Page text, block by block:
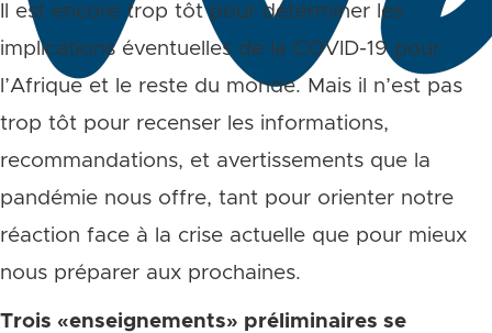
Il est encore trop tôt pour déterminer les
implications éventuelles de la COVID-19 pour
l’Afrique et le reste du monde. Mais il n’est pas
trop tôt pour recenser les informations,
recommandations, et avertissements que la
pandémie nous offre, tant pour orienter notre
réaction face à la crise actuelle que pour mieux
nous préparer aux prochaines.
Trois «enseignements» préliminaires se